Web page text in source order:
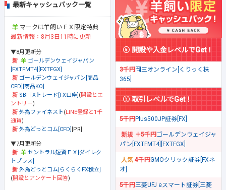
最新キャッシュバック一覧
マークは羊飼いＦＸ限定特典
最新情報：8月3日11時に更新
▼8月更新分
ゴールデンウェイジャパン
[FXTFMT4][FXTFGX]
ゴールデンウェイジャパン[商品
CFD][商品KO]
SBI FXトレード[FX口座] (開設とエ
ントリー)
外為ファイネスト(LINE登録と1千
通貨)
外為どっとコム[CFD] [PR]
▼7月更新分
セントラル短資ＦＸ[ダイレク
トプラス]
外為どっとコム[らくらくFX積立]
(開設とアンケート回答)
開設や入金レベルでGet！
3千円岡三オンライン[くりっく株
365]
取引レベルでGet！
5千円Plus500JP証券[FX]
＋5千円ゴールデンウェイジャ
パン[FXTFMT4][FXTFGX]
4千円GMOクリック証券[FXネ
オ]
5千円三菱UFJ eスマート証券[三菱